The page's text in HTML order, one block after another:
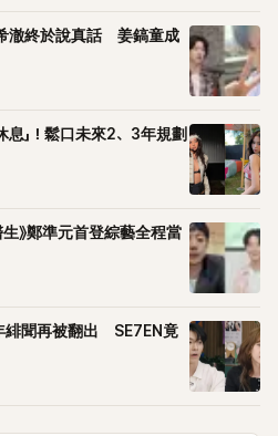
希澈終於說真話 姜鎬童成
」！鬆口未來2、3年規劃
》鄭準元首登綜藝全程當
緋聞再被翻出 SE7EN竟